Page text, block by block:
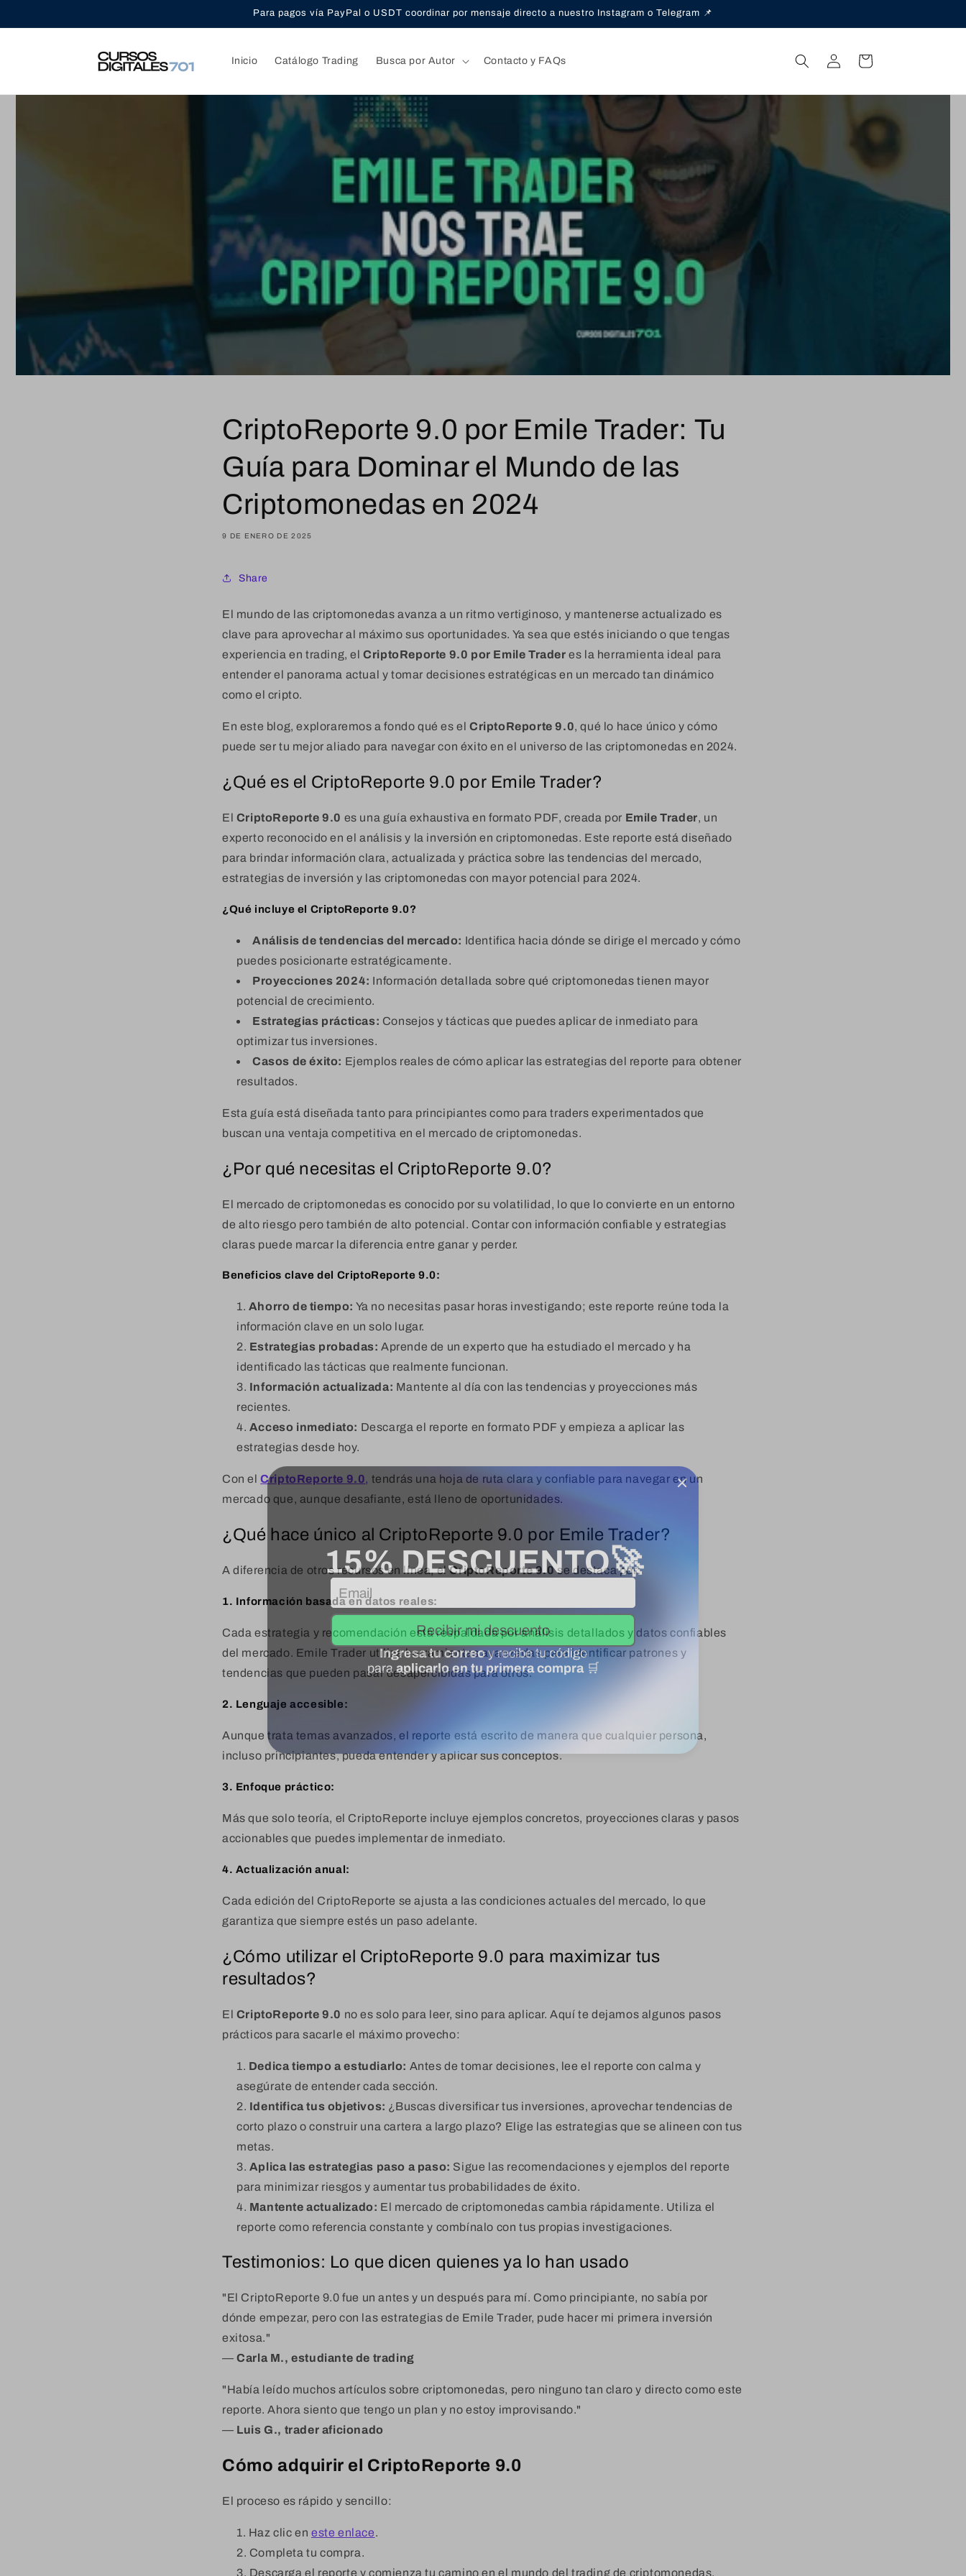
al contenido
Para pagos vía PayPal o USDT coordinar por mensaje directo a nuestro Instagram o Telegram 📌
Inicio Catálogo Trading Busca por Autor Contacto y FAQs
Iniciar
sesión
Carrito
CriptoReporte 9.0 por Emile Trader: Tu
Guía para Dominar el Mundo de las
Criptomonedas en 2024
9 DE ENERO DE 2025
Share
El mundo de las criptomonedas avanza a un ritmo vertiginoso, y mantenerse actualizado es
clave para aprovechar al máximo sus oportunidades. Ya sea que estés iniciando o que tengas
experiencia en trading, elCriptoReporte 9.0 por Emile Trader es la herramienta ideal para
entender el panorama actual y tomar decisiones estratégicas en un mercado tan dinámico
como el cripto.
En este blog, exploraremos a fondo qué es el CriptoReporte 9.0, qué lo hace único y cómo
puede ser tu mejor aliado para navegar con éxito en el universo de las criptomonedas en 2024.
¿Qué es el CriptoReporte 9.0 por Emile Trader?
El CriptoReporte 9.0 es una guía exhaustiva en formato PDF, creada por Emile Trader, un
experto reconocido en el análisis y la inversión en criptomonedas. Este reporte está diseñado
para brindar información clara, actualizada y práctica sobre las tendencias del mercado,
estrategias de inversión y las criptomonedas con mayor potencial para 2024.
¿Qué incluye el CriptoReporte 9.0?
Análisis de tendencias del mercado: Identifica hacia dónde se dirige el mercado y cómo
puedes posicionarte estratégicamente.
Proyecciones 2024: Información detallada sobre qué criptomonedas tienen mayor
potencial de crecimiento.
Estrategias prácticas: Consejos y tácticas que puedes aplicar de inmediato para
optimizar tus inversiones.
Casos de éxito: Ejemplos reales de cómo aplicar las estrategias del reporte para obtener
resultados.
Esta guía está diseñada tanto para principiantes como para traders experimentados que
buscan una ventaja competitiva en el mercado de criptomonedas.
¿Por qué necesitas el CriptoReporte 9.0?
El mercado de criptomonedas es conocido por su volatilidad, lo que lo convierte en un entorno
de alto riesgo pero también de alto potencial. Contar con información confiable y estrategias
claras puede marcar la diferencia entre ganar y perder.
Beneficios clave del CriptoReporte 9.0:
Ahorro de tiempo: Ya no necesitas pasar horas investigando; este reporte reúne toda la
información clave en un solo lugar.
Estrategias probadas: Aprende de un experto que ha estudiado el mercado y ha
identificado las tácticas que realmente funcionan.
Información actualizada: Mantente al día con las tendencias y proyecciones más
recientes.
Acceso inmediato: Descarga el reporte en formato PDF y empieza a aplicar las
estrategias desde hoy.
Con elCriptoReporte 9.0, tendrás una hoja de ruta clara y confiable para navegar en un
mercado que, aunque desafiante, está lleno de oportunidades.
¿Qué hace único al CriptoReporte 9.0 por Emile Trader?
A diferencia de otros recursos en línea, elCriptoReporte 9.0se destaca por:
1. Información basada en datos reales:
Cada estrategia y recomendación está respaldada por análisis detallados y datos confiables
del mercado. Emile Trader utiliza herramientas avanzadas para identificar patrones y
tendencias que pueden pasar desapercibidas para otros.
2. Lenguaje accesible:
Aunque trata temas avanzados, el reporte está escrito de manera que cualquier persona,
incluso principiantes, pueda entender y aplicar sus conceptos.
3. Enfoque práctico:
Más que solo teoría, el CriptoReporte incluye ejemplos concretos, proyecciones claras y pasos
accionables que puedes implementar de inmediato.
4. Actualización anual:
Cada edición del CriptoReporte se ajusta a las condiciones actuales del mercado, lo que
garantiza que siempre estés un paso adelante.
¿Cómo utilizar el CriptoReporte 9.0 para maximizar tus
resultados?
El CriptoReporte 9.0 no es solo para leer, sino para aplicar. Aquí te dejamos algunos pasos
prácticos para sacarle el máximo provecho:
Dedica tiempo a estudiarlo: Antes de tomar decisiones, lee el reporte con calma y
asegúrate de entender cada sección.
Identifica tus objetivos: ¿Buscas diversificar tus inversiones, aprovechar tendencias de
corto plazo o construir una cartera a largo plazo? Elige las estrategias que se alineen con tus
metas.
Aplica las estrategias paso a paso: Sigue las recomendaciones y ejemplos del reporte
para minimizar riesgos y aumentar tus probabilidades de éxito.
Mantente actualizado: El mercado de criptomonedas cambia rápidamente. Utiliza el
reporte como referencia constante y combínalo con tus propias investigaciones.
Testimonios: Lo que dicen quienes ya lo han usado
"El CriptoReporte 9.0 fue un antes y un después para mí. Como principiante, no sabía por
dónde empezar, pero con las estrategias de Emile Trader, pude hacer mi primera inversión
exitosa."
—Carla M., estudiante de trading
"Había leído muchos artículos sobre criptomonedas, pero ninguno tan claro y directo como este
reporte. Ahora siento que tengo un plan y no estoy improvisando."
— Luis G., trader aficionado
Cómo adquirir el CriptoReporte 9.0
El proceso es rápido y sencillo:
Haz clic eneste enlace.
Completa tu compra.
Descarga el reporte y comienza tu camino en el mundo del trading de criptomonedas.